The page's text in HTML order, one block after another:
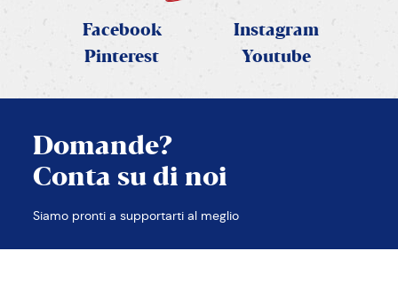
Facebook
Instagram
Pinterest
Youtube
Domande?
Conta su di noi
Siamo pronti a supportarti al meglio